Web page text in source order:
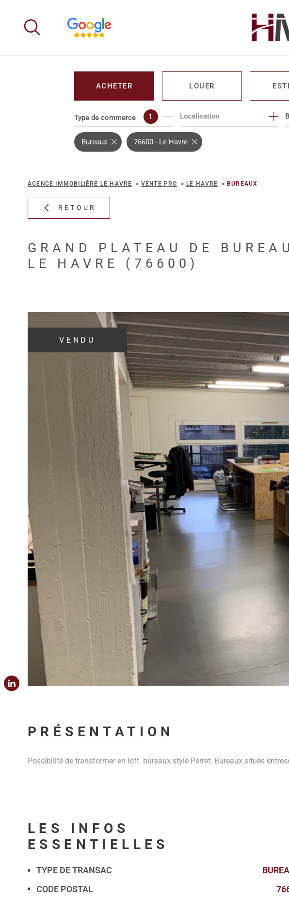
contenu
ACHETER
DE L'IMMO PRO
LOUER
DE L'IMMO PRO
Type de commerce 1 Localisation
Bureaux 76600 - Le Havre
AGENCE IMMOBILIÈRE LE HAVRE VENTE PRO LE HAVRE BUREAUX
RETOUR
GRAND PLATEAU DE
LE HAVRE (76600)
VENDU
PRÉSENTATION
Possibilité de transformer en loft. bureaux style Perret. Bureaux situés
LES INFOS
ESSENTIELLES
Caractérisque Valeurs
TYPE DE TRANSAC
CODE POSTAL